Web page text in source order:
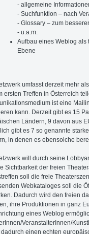
- allgemeine
- Suchfunktion – nach
- Glossary – zum
- u.a.m.
Aufbau eines Weblog als
Ebene
umfasst derzeit mehr
ersten Treffen in Österreich
ist eine
kann. Derzeit gibt es 15
Ländern, 9 davon aus
gibt es 7 so genannte
in denen es ebensolche
will durch seine
Sichtbarkeit der freien
soll die freie
Webkataloges soll die
Dadurch wird den freien
ihre Produktionen in ganz
eines Weblog
VeranstalterInnen/
dadurch einen echten